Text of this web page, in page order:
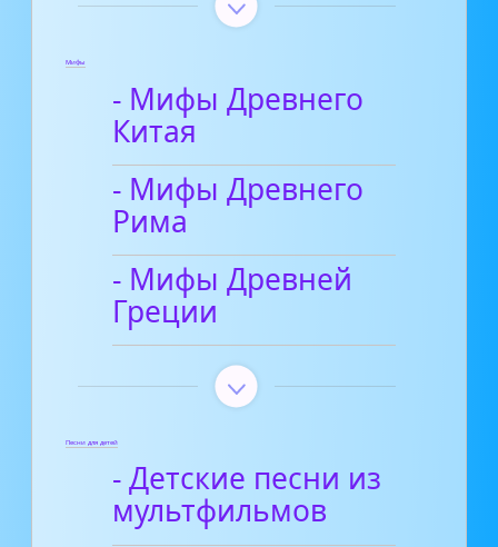
Мифы
- Мифы Древнего
Китая
- Мифы Древнего
Рима
- Мифы Древней
Греции
Песни для детей
- Детские песни из
мультфильмов